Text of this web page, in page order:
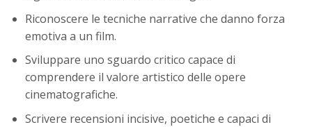
Riconoscere le tecniche narrative che danno forza
emotiva a un film.
Sviluppare uno sguardo critico capace di
comprendere il valore artistico delle opere
cinematografiche.
Scrivere recensioni incisive, poetiche e capaci di